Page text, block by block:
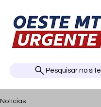
Pesquisar no site
Notícias